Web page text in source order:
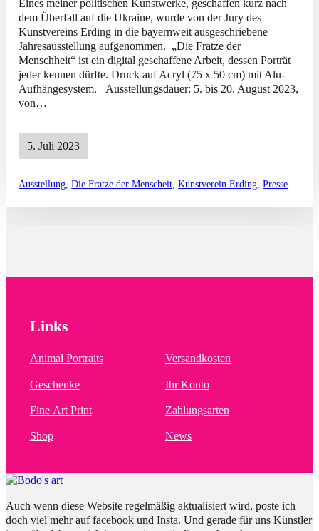
Eines meiner politischen Kunstwerke, geschaffen kurz nach
dem Überfall auf die Ukraine, wurde von der Jury des
Kunstvereins Erding in die bayernweit ausgeschriebene
Jahresausstellung aufgenommen. „Die Fratze der
Menschheit“ ist ein digital geschaffene Arbeit, dessen Porträt
jeder kennen dürfte. Druck auf Acryl (75 x 50 cm) mit Alu-
Aufhängesystem. Ausstellungsdauer: 5. bis 20. August 2023,
von…
5. Juli 2023
Ausstellung ,Die Fratze der Menscheit ,Kunstverein Erding ,Presse
Auch wenn diese Website regelmäßig aktualisiert wird, poste ich
doch viel mehr auf facebook und Insta. Und gerade für uns Künstler
Links
Animal Portraits
Geschenke
Fine Art Print
Shop
Versandkosten
Ihr Konto
Zahlungsarten
News